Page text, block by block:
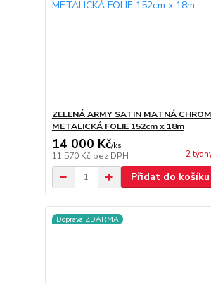
ZELENÁ ARMY SATIN MATNÁ CHROM
METALICKÁ FOLIE 152cm x 18m
14 000 Kč/ks
11 570 Kč bez DPH 2
Přidat do košíku
Doprava ZDARMA